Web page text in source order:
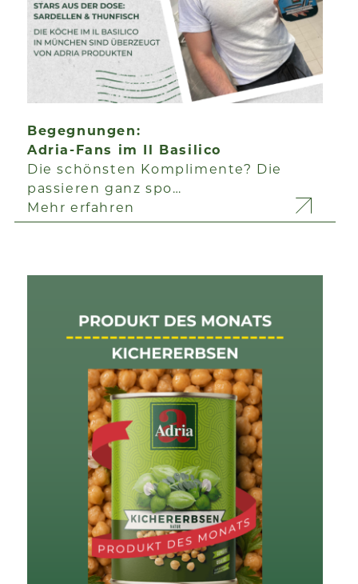
Begegnungen:
Adria-Fans im Il Basilico
Die schönsten Komplimente? Die
passieren ganz spo…
Mehr erfahren